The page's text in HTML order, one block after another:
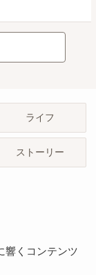
ライフ
ストーリー
響くコンテンツ